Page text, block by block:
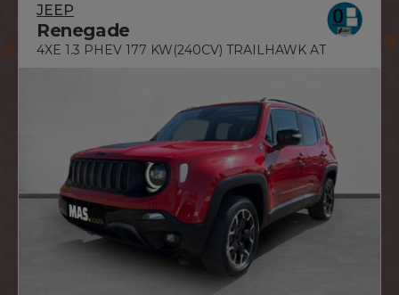
JEEP
Renegade
4XE 1.3 PHEV 177 KW(240CV) TRAILHAWK AT